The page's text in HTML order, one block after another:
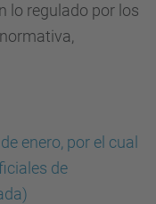
lo regulado por los
enero, por el cual
de